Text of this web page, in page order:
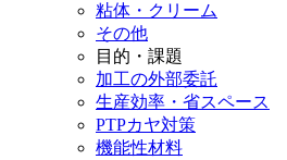
粘体・クリーム
その他
目的・課題
加工の外部委託
生産効率・省スペース
PTPカヤ対策
機能性材料